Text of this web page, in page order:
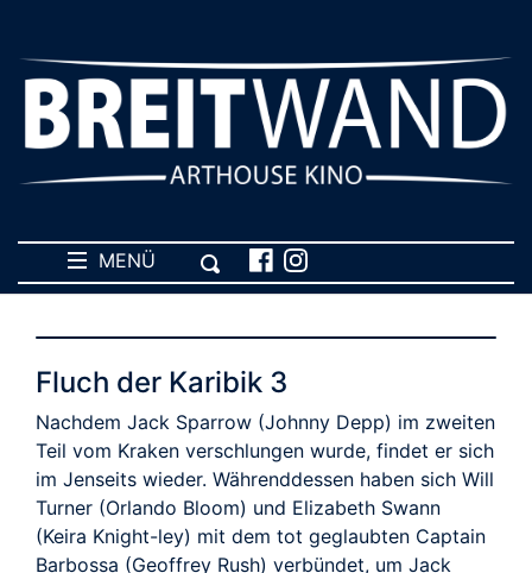
MENÜ
Fluch der Karibik 3
Nachdem Jack Sparrow (Johnny Depp) im zweiten
Teil vom Kraken verschlungen wurde, findet er sich
im Jenseits wieder. Währenddessen haben sich Will
Turner (Orlando Bloom) und Elizabeth Swann
(Keira Knight-ley) mit dem tot geglaubten Captain
Barbossa (Geoffrey Rush) verbündet, um Jack